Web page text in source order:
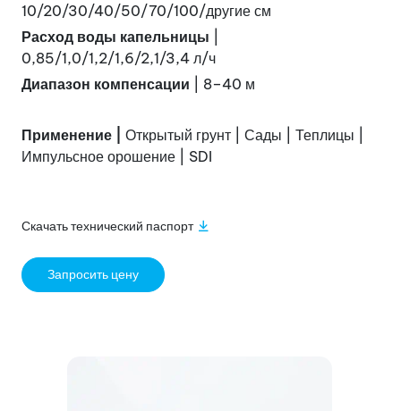
10/20/30/40/50/70/100/другие см
Расход воды капельницы
0,85/1,0/1,2/1,6/2,1/3,4 л/ч
Диапазон компенсации | 8–40 м
Применение | Открытый грунт | Сады | Теплицы |
Импульсное орошение | SDI
Скачать технический паспорт
Запросить цену